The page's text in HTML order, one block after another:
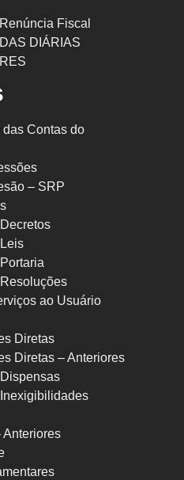
Fiscal
DIÁRIAS
Contas do
– SRP
Decretos
Leis
Portaria
Resoluções
ao Usuário
Diretas
Diretas – Anteriores
Dispensas
Inexigibilidades
Anteriores